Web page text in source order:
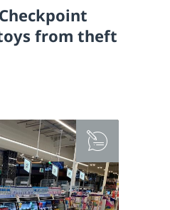
from theft